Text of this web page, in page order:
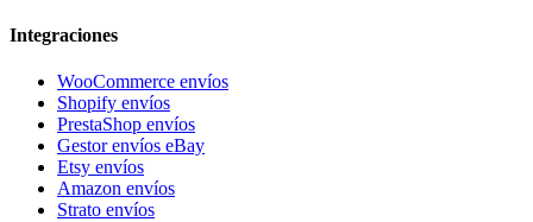
Integraciones
WooCommerce envíos
Shopify envíos
PrestaShop envíos
Gestor envíos eBay
Etsy envíos
Amazon envíos
Strato envíos